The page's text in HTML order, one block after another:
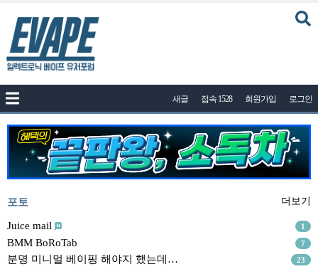
공지사항
나눔이벤트
자유게시판
질문답변
포토
건의게시판
액상
새글 접속 1528 회원가입 로그인
포토 더보기
Juice mail 1
BMM BoRoTab 7
분명 미니멀 베이핑 해야지 했는데… 23